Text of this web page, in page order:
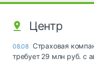
Центр
08.08 Страховая
требует 29 млн руб. с